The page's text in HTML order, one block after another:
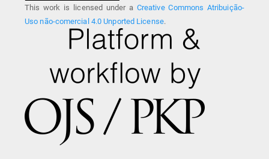
This work is licensed under a Creative Commons Atribuição-
Uso não-comercial 4.0 Unported License.